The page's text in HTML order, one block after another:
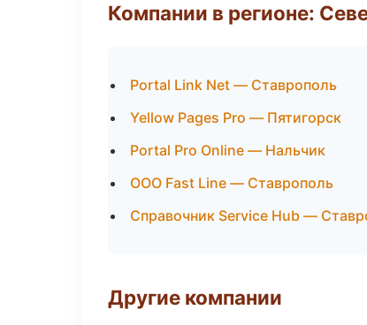
Компании в регионе:
Portal Link Net — Ставрополь
Yellow Pages Pro — Пятигорск
Portal Pro Online — Нальчик
ООО Fast Line — Ставрополь
Справочник Service Hub —
Другие компании